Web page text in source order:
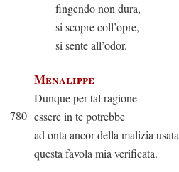
fingendo non dura,
si scopre coll’opre,
si sente all’odor.
Menalippe
Dunque per tal ragione
780 essere in te potrebbe
ad onta ancor della malizia usata
questa favola mia verificata.